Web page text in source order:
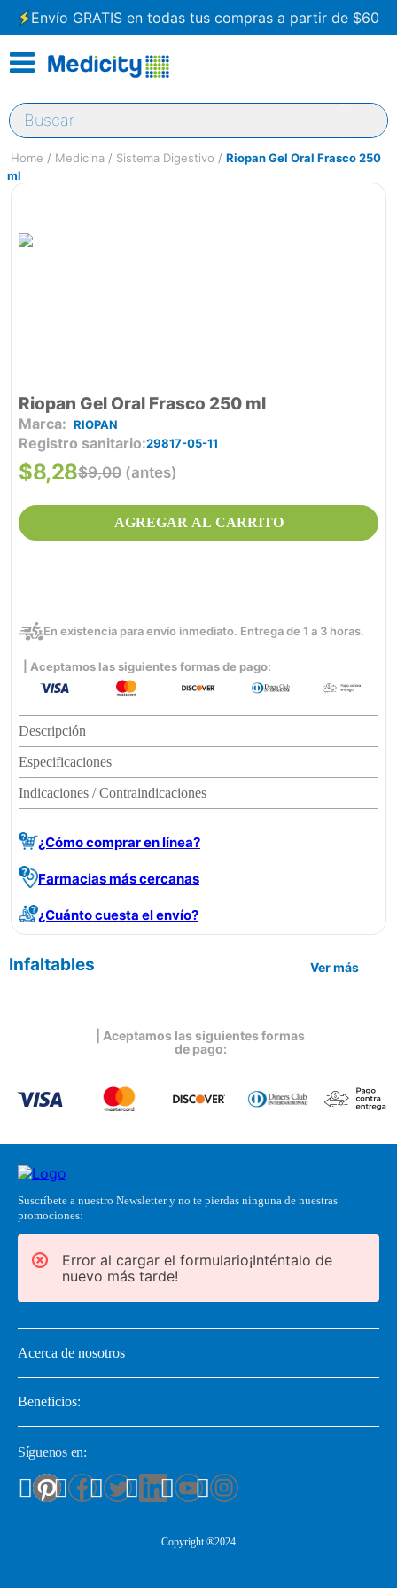
Envío GRATIS en todas tus compras a partir de $60
Buscar
Medicina Sistema Digestivo
Riopan Gel Oral Frasco 250
ml
Riopan Gel Oral Frasco 250 ml
RIOPAN
Registro sanitario 29817-05-11
$9,00 (antes)
$8,28
AGREGAR AL CARRITO
En existencia para envío inmediato. Entrega de 1 a 3 horas.
| Aceptamos las siguientes formas de pago:
Descripción
Especificaciones
Indicaciones / Contraindicaciones
¿Cómo comprar en línea?
Farmacias más cercanas
¿Cuánto cuesta el envío?
Infaltables Ver más
| Aceptamos las siguientes formas
de pago:
Suscríbete a nuestro Newsletter y no te pierdas ninguna de nuestras
promociones:
Error al cargar el formulario¡Inténtalo de
nuevo más tarde!
Acerca de nosotros
Beneficios:
Síguenos en:
Copyright ®2024